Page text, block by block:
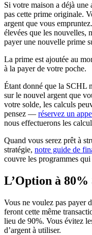
Si votre maison a déjà
pas cette prime originale.
argent que vous
élevées que les nouvelles,
payer une nouvelle prime
La prime est ajoutée au
à la payer de votre poche.
Étant donné que la SCHL
sur le nouvel argent que
votre solde, les calculs
pensez — réservez un
nous effectuerons les
Quand vous serez prêt à
stratégie, notre guide de
couvre les programmes
L’Option à 80%
Vous ne voulez pas payer
feront cette même
lieu de 90%. Vous évitez
d’argent à utiliser.